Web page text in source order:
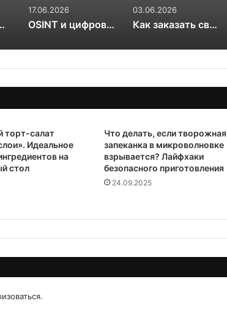
OSINT и цифровой след RuDossier Telegram
03.06.2026
Как заказать свежие суши и роллы в Чайковском за 30 минут и почему это стоит попробовать попробовать
17.03.2026
Вяленые сливы — солнечная алхимия вкуса
торт-салат
Идеальное
на
стол
Что делать, если творожная
запеканка в микроволновке
взрывается? Лайфхаки
безопасного приготовления
24.09.2025
.